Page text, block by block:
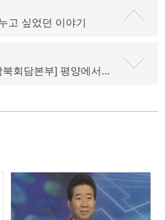
고 싶었던 이야기
회담본부] 평양에서...